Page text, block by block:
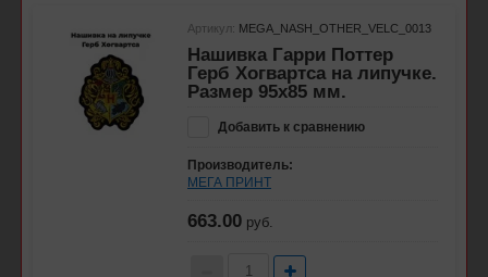
Артикул: MEGA_NASH_OTHER_VELC_0013
Нашивка Гарри Поттер
Герб Хогвартса на липучке.
Размер 95x85 мм.
Добавить к сравнению
Производитель:
МЕГА ПРИНТ
663.00 руб.